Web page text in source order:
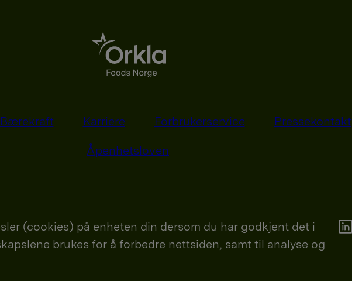
Bærekraft Karriere Forbrukerservice Pressekontakt
Åpenhetsloven
(cookies) på enheten din dersom du har godkjent det i
brukes for å forbedre nettsiden, samt til analyse og